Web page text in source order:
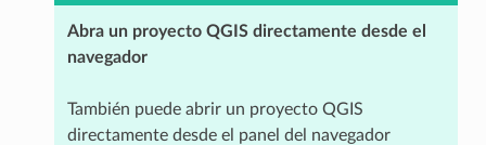
Abra un proyecto QGIS directamente desde el
navegador
También puede abrir un proyecto QGIS
directamente desde el panel del navegador